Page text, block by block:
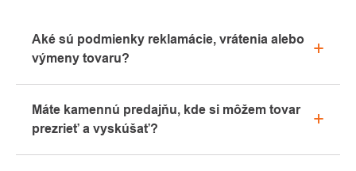
Aké sú podmienky reklamácie, vrátenia alebo
výmeny tovaru?
"Všetko o nákupe" alebo nás kontaktujte e-mailom
alebo telefonicky.
Máte kamennú predajňu, kde si môžem tovar
prezrieť a vyskúšať?